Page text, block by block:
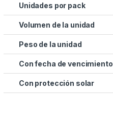
Unidades por pack
Volumen de la unidad
Peso de la unidad
Con fecha de vencimiento
Con protección solar